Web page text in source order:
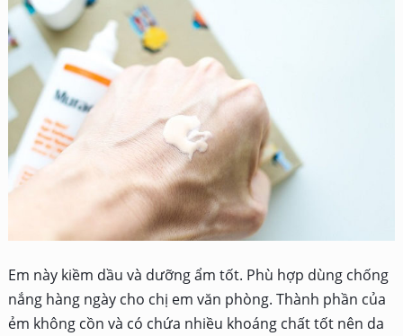
Em này kiềm dầu và dưỡng ẩm tốt. Phù hợp dùng chống
nắng hàng ngày cho chị em văn phòng. Thành phần của
ẻm không cồn và có chứa nhiều khoáng chất tốt nên da